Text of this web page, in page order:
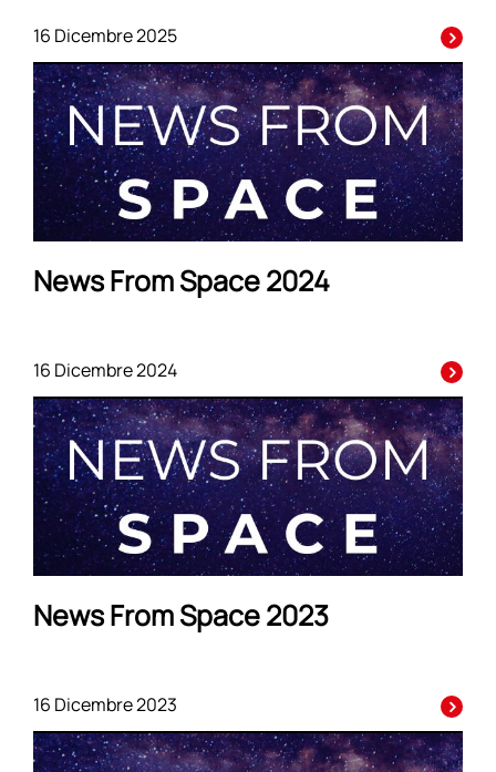
16 Dicembre 2025
News From Space 2024
16 Dicembre 2024
News From Space 2023
16 Dicembre 2023